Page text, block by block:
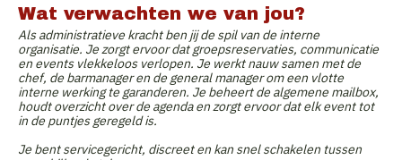
Wat verwachten we van jou?
Als administratieve kracht ben jij de spil van de interne
organisatie. Je zorgt ervoor dat groepsreservaties, communicatie
en events vlekkeloos verlopen. Je werkt nauw samen met de
chef, de barmanager en de general manager om een vlotte
interne werking te garanderen. Je beheert de algemene mailbox,
houdt overzicht over de agenda en zorgt ervoor dat elk event tot
in de puntjes geregeld is.
Je bent servicegericht, discreet en kan snel schakelen tussen